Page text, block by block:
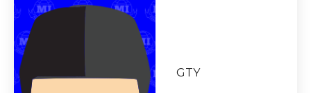
GTY